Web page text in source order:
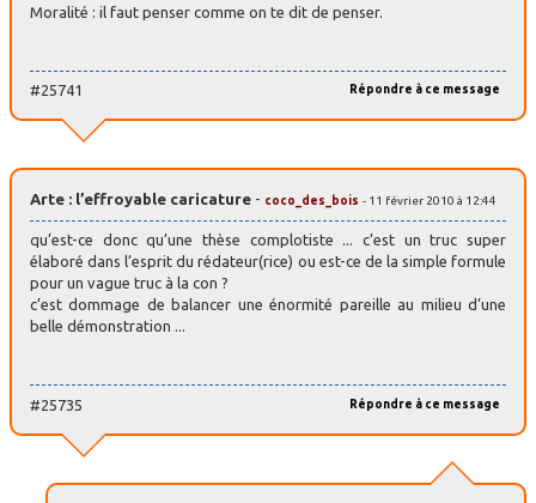
Moralité : il faut penser comme on te dit de penser.
Répondre à ce message
#25741
Arte : l’effroyable caricature - coco_des_bois - 11 février 2010 à 12:44
qu’est-ce donc qu’une thèse complotiste ... c’est un truc super
élaboré dans l’esprit du rédateur(rice) ou est-ce de la simple formule
pour un vague truc à la con ?
c’est dommage de balancer une énormité pareille au milieu d’une
belle démonstration ...
Répondre à ce message
#25735